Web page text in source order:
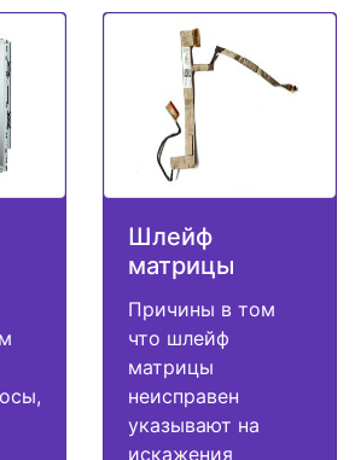
Шлейф
матрицы
Причины в том
что шлейф
матрицы
неисправен
указывают на
искажения